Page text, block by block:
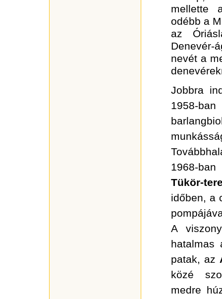
mellette
odébb a
az
nevét a
Jobbra
1958-
1968-
Tükör-
időben, a
A
hatalmas
patak, az
közé
medre